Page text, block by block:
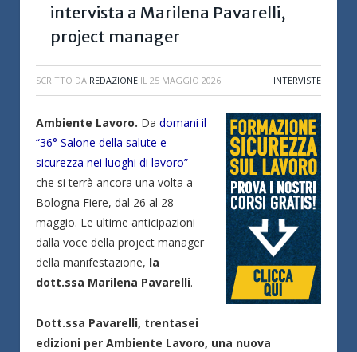
intervista a Marilena Pavarelli,
project manager
SCRITTO DA REDAZIONE IL 25 MAGGIO 2026 INTERVISTE
Ambiente Lavoro. Da domani il
“36° Salone della salute e
sicurezza nei luoghi di lavoro”
che si terrà ancora una volta a
Bologna Fiere, dal 26 al 28
maggio. Le ultime anticipazioni
dalla voce della project manager
della manifestazione, la
dott.ssa Marilena Pavarelli.
Dott.ssa Pavarelli, trentasei
edizioni per Ambiente Lavoro, una nuova